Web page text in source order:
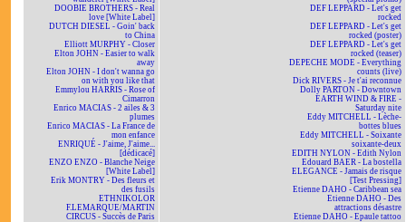
DOOBIE BROTHERS - Real
love [White Label]
DUTCH DIESEL - Goin' back
to China
Elliott MURPHY - Closer
Elton JOHN - Easier to walk
away
Elton JOHN - I don't wanna go
on with you like that
Emmylou HARRIS - Rose of
Cimarron
Enrico MACIAS - 2 ailes & 3
plumes
Enrico MACIAS - La France de
mon enfance
ENRIQUÉ - J'aime, J'aime...
[dédicacé]
ENZO ENZO - Blanche Neige
[White Label]
Erik MONTRY - Des fleurs et
des fusils
ETHNIKOLOR
F.LEMARQUE/MARTIN
CIRCUS - Succès de Paris
DEF LEPPARD - Let's get
rocked
DEF LEPPARD - Let's get
rocked (poster)
DEF LEPPARD - Let's get
rocked (teaser)
DEPECHE MODE - Everything
counts (live)
Dick RIVERS - Je t'ai reconnue
Dolly PARTON - Downtown
EARTH WIND & FIRE -
Saturday nite
Eddy MITCHELL - Lèche-
bottes blues
Eddy MITCHELL - Soixante
soixante-deux
EDITH NYLON - Edith Nylon
Edouard BAER - La bostella
ELEGANCE - Jamais de risque
[Test Pressing]
Etienne DAHO - Caribbean sea
Etienne DAHO - Des
attractions désastre
Etienne DAHO - Epaule tattoo